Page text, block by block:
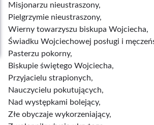
Misjonarzu nieustraszony,
Pielgrzymie nieustraszony,
Wierny towarzyszu biskupa Wojciecha,
Świadku Wojciechowej posługi i
Pasterzu pokorny,
Biskupie świętego Wojciecha,
Przyjacielu strapionych,
Nauczycielu pokutujących,
Nad występkami bolejący,
Złe obyczaje wykorzeniający,